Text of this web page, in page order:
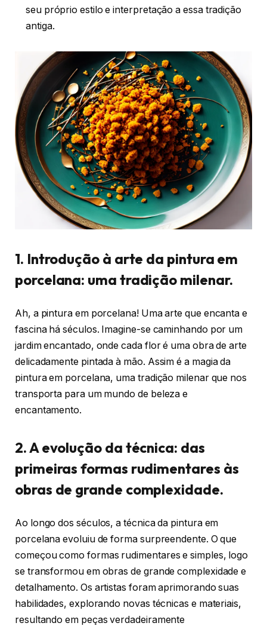
seu próprio estilo e interpretação a essa tradição
antiga.
1. Introdução à arte da pintura em
porcelana: uma tradição milenar.
Ah, a pintura em porcelana! Uma arte que encanta e
fascina há séculos. Imagine-se caminhando por um
jardim encantado, onde cada flor é uma obra de arte
delicadamente pintada à mão. Assim é a magia da
pintura em porcelana, uma tradição milenar que nos
transporta para um mundo de beleza e
encantamento.
2. A evolução da técnica: das
primeiras formas rudimentares às
obras de grande complexidade.
Ao longo dos séculos, a técnica da pintura em
porcelana evoluiu de forma surpreendente. O que
começou como formas rudimentares e simples, logo
se transformou em obras de grande complexidade e
detalhamento. Os artistas foram aprimorando suas
habilidades, explorando novas técnicas e materiais,
resultando em peças verdadeiramente